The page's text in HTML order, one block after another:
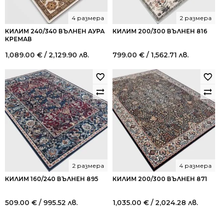
КИЛИМ 240/340 ВЪЛНЕН АУРА
КРЕМАВ
4 размера
1,089.00 € / 2,129.90 лв.
КИЛИМ 200/300 ВЪЛНЕН 816
2 размера
799.00 € / 1,562.71 лв.
КИЛИМ 160/240 ВЪЛНЕН 895
2 размера
509.00 € / 995.52 лв.
КИЛИМ 200/300 ВЪЛНЕН 871
4 размера
1,035.00 € / 2,024.28 лв.